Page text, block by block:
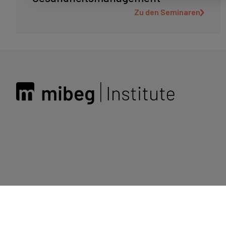
Zu den Seminaren